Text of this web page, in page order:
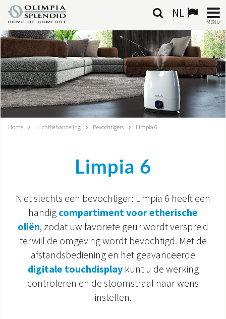
NL
MENU
NEDERLANDSE
HOME
KLIMAATREGELING
VERWARMING
CONTACTEN
WERELD OS
DOCUMENTATIE PRODUCTEN
Home Luchtbehandeling Bevochtigers Limpia 6
Limpia 6
Niet slechts een bevochtiger: Limpia 6 heeft een
handig compartiment voor etherische
oliën, zodat uw favoriete geur wordt verspreid
terwijl de omgeving wordt bevochtigd. Met de
afstandsbediening en het geavanceerde
digitale touchdisplaykunt u de werking
controleren en de stoomstraal naar wens
instellen.